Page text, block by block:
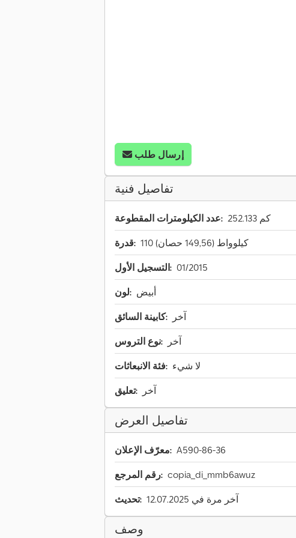
إرسال طلب
تفاصيل فنية
عدد الكيلومترات المقطوعة: 252.133 كم
قدرة: 110 كيلوواط (149,56 حصان)
التسجيل الأول: 01/2015
لون: أبيض
كابينة السائق: آخر
نوع التروس: آخر
فئة الانبعاثات: لا شيء
تعليق: آخر
تفاصيل العرض
معرّف الإعلان: A590-86-36
رقم المرجع: copia_di_mmb6awuz
تحديث: آخر مرة في 12.07.2025
وصف